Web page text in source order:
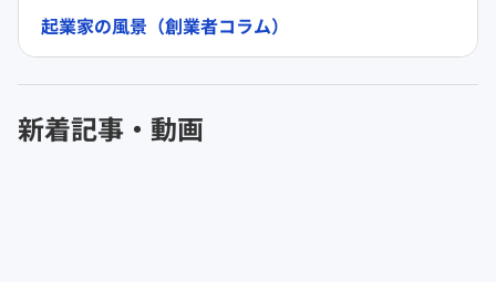
起業家の風景（創業者コラム）
新着記事・動画